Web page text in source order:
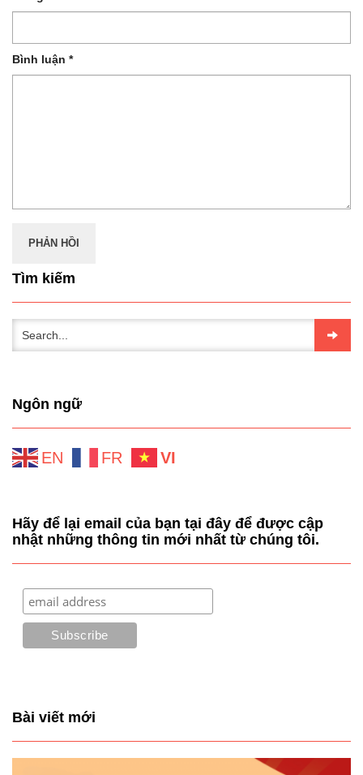
Bình luận *
Tìm kiếm
Ngôn ngữ
EN FR VI
Hãy để lại email của bạn tại đây để được cập
nhật những thông tin mới nhất từ chúng tôi.
Bài viết mới